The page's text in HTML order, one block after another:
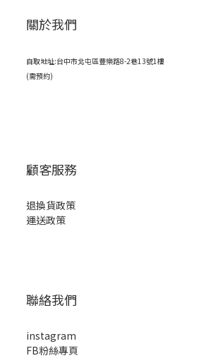
關於我們
自取地址:台中市北屯區豐樂路8-2巷13號1樓
(需預約)
顧客服務
退換貨政策
運送政策
聯絡我們
instagram
FB粉絲專頁